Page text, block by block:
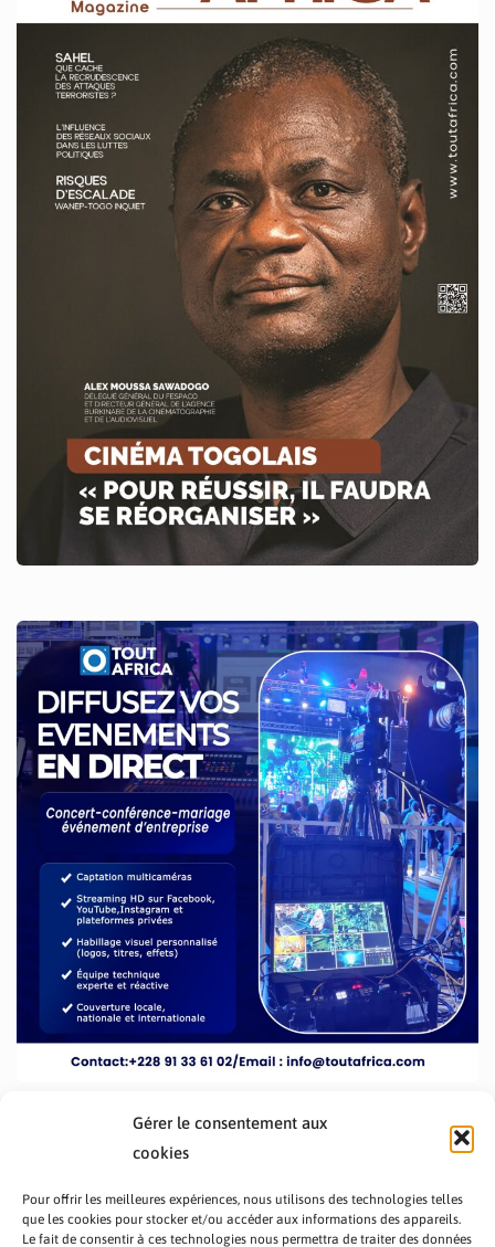
Gérer le consentement aux
cookies
Pour offrir les meilleures expériences, nous utilisons des technologies telles
que les cookies pour stocker et/ou accéder aux informations des appareils.
Le fait de consentir à ces technologies nous permettra de traiter des données